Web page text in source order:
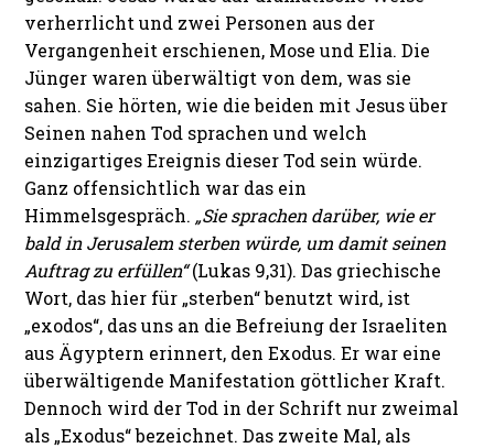
verherrlicht und zwei Personen aus der
Vergangenheit erschienen, Mose und Elia. Die
Jünger waren überwältigt von dem, was sie
sahen. Sie hörten, wie die beiden mit Jesus über
Seinen nahen Tod sprachen und welch
einzigartiges Ereignis dieser Tod sein würde.
Ganz offensichtlich war das ein
Himmelsgespräch. „Sie sprachen darüber, wie er
bald in Jerusalem sterben würde, um damit seinen
Auftrag zu erfüllen“(Lukas 9,31). Das griechische
Wort, das hier für „sterben“ benutzt wird, ist
„exodos“, das uns an die Befreiung der Israeliten
aus Ägyptern erinnert, den Exodus. Er war eine
überwältigende Manifestation göttlicher Kraft.
Dennoch wird der Tod in der Schrift nur zweimal
als „Exodus“ bezeichnet. Das zweite Mal, als